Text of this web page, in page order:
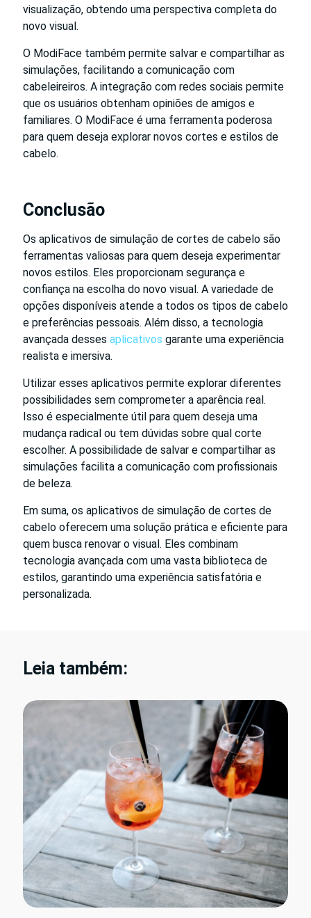
visualização, obtendo uma perspectiva completa do
novo visual.
O ModiFace também permite salvar e compartilhar as
simulações, facilitando a comunicação com
cabeleireiros. A integração com redes sociais permite
que os usuários obtenham opiniões de amigos e
familiares. O ModiFace é uma ferramenta poderosa
para quem deseja explorar novos cortes e estilos de
cabelo.
Conclusão
Os aplicativos de simulação de cortes de cabelo são
ferramentas valiosas para quem deseja experimentar
novos estilos. Eles proporcionam segurança e
confiança na escolha do novo visual. A variedade de
opções disponíveis atende a todos os tipos de cabelo
e preferências pessoais. Além disso, a tecnologia
avançada desses aplicativos garante uma experiência
realista e imersiva.
Utilizar esses aplicativos permite explorar diferentes
possibilidades sem comprometer a aparência real.
Isso é especialmente útil para quem deseja uma
mudança radical ou tem dúvidas sobre qual corte
escolher. A possibilidade de salvar e compartilhar as
simulações facilita a comunicação com profissionais
de beleza.
Em suma, os aplicativos de simulação de cortes de
cabelo oferecem uma solução prática e eficiente para
quem busca renovar o visual. Eles combinam
tecnologia avançada com uma vasta biblioteca de
estilos, garantindo uma experiência satisfatória e
personalizada.
Leia também: